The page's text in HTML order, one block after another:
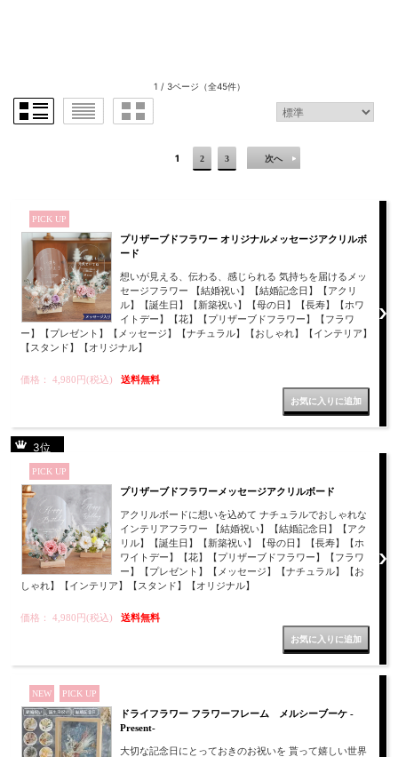
シャスメモリーズ
4,280円 送料無料
ご購入はこちら
プリザーブドフラワ
出荷
ご購入はこちら
プリザーブドフラワー
ナチュラルフラワーリ
ース
7,980円 送料無料 即日
出荷
ご購入はこちら
イド＆グルーム ボトル
8,480円 送料無料 即日
出荷
9,880円 送料無料 即日
出荷
ご購入はこちら
プリザーブドフラワ
森の結婚式)
出荷
ご購入はこちら
ル・バスケット
12,000円 送料無料 即
日出荷
ご購入はこちら
プリザーブドフラワー
ティーベージュ
ご購入はこちら
1 / 3ページ （全45件）
1 2 3 次へ
PICK UP
プリザーブドフラワー オリジナルメッセージアクリルボ
ード
想いが見える、伝わる、感じられる 気持ちを届けるメッ
セージフラワー 【結婚祝い】【結婚記念日】【アクリ
ル】【誕生日】【新築祝い】【母の日】【長寿】【ホワ
イトデー】【花】【プリザーブドフラワー】【フラワ
ー】【プレゼント】【メッセージ】【ナチュラル】【おしゃれ】【インテリア】
【スタンド】【オリジナル】
価格： 4,980円(税込) 送料無料
3位
PICK UP
プリザーブドフラワーメッセージアクリルボード
アクリルボードに想いを込めて ナチュラルでおしゃれな
インテリアフラワー 【結婚祝い】【結婚記念日】【アク
リル】【誕生日】【新築祝い】【母の日】【長寿】【ホ
ワイトデー】【花】【プリザーブドフラワー】【フラワ
ー】【プレゼント】【メッセージ】【ナチュラル】【お
しゃれ】【インテリア】【スタンド】【オリジナル】
価格： 4,980円(税込) 送料無料
NEW PICK UP
ドライフラワー フラワーフレーム メルシーブーケ -
Present-
大切な記念日にとっておきのお祝いを 貰って嬉しい世界